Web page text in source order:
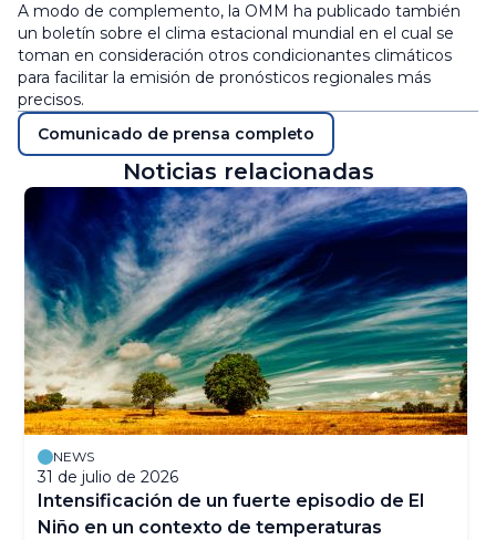
A modo de complemento, la OMM ha publicado también
un boletín sobre el clima estacional mundial en el cual se
toman en consideración otros condicionantes climáticos
para facilitar la emisión de pronósticos regionales más
precisos.
Comunicado de prensa completo
Noticias relacionadas
NEWS
31 de julio de 2026
Intensificación de un fuerte episodio de El
Niño en un contexto de temperaturas